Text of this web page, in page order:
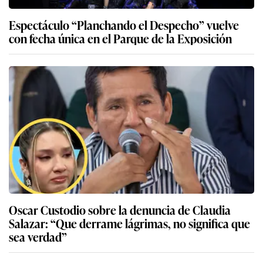
Espectáculo “Planchando el Despecho” vuelve
con fecha única en el Parque de la Exposición
Oscar Custodio sobre la denuncia de Claudia
Salazar: “Que derrame lágrimas, no significa que
sea verdad”